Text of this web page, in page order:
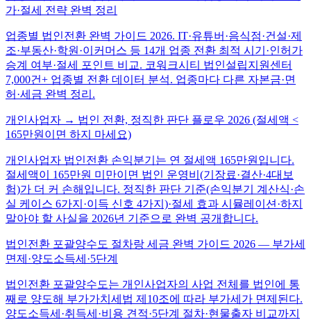
가·절세 전략 완벽 정리
업종별 법인전환 완벽 가이드 2026. IT·유튜버·음식점·건설·제
조·부동산·학원·이커머스 등 14개 업종 전환 최적 시기·인허가
승계 여부·절세 포인트 비교. 코워크시티 법인설립지원센터
7,000건+ 업종별 전환 데이터 분석. 업종마다 다른 자본금·면
허·세금 완벽 정리.
개인사업자 → 법인 전환, 정직한 판단 플로우 2026 (절세액 <
165만원이면 하지 마세요)
개인사업자 법인전환 손익분기는 연 절세액 165만원입니다.
절세액이 165만원 미만이면 법인 운영비(기장료·결산·4대보
험)가 더 커 손해입니다. 정직한 판단 기준(손익분기 계산식·손
실 케이스 6가지·이득 신호 4가지)·절세 효과 시뮬레이션·하지
말아야 할 사실을 2026년 기준으로 완벽 공개합니다.
법인전환 포괄양수도 절차랑 세금 완벽 가이드 2026 — 부가세
면제·양도소득세·5단계
법인전환 포괄양수도는 개인사업자의 사업 전체를 법인에 통
째로 양도해 부가가치세법 제10조에 따라 부가세가 면제된다.
양도소득세·취득세·비용 견적·5단계 절차·현물출자 비교까지